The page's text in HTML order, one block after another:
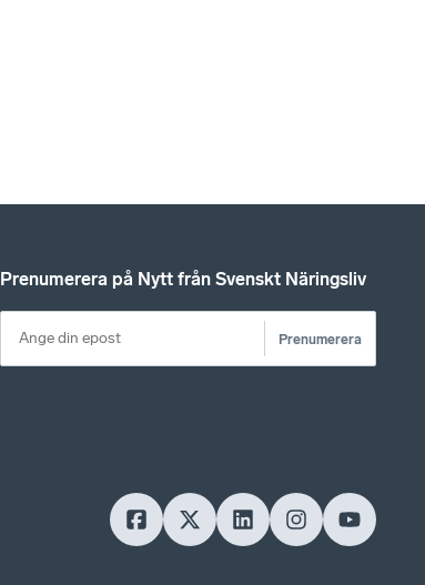
Prenumerera på Nytt från Svenskt Näringsliv
Prenumerera